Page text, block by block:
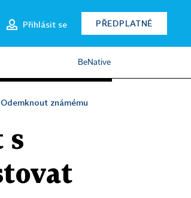
Přihlásit se PŘEDPLATNÉ
BeNative
Odemknout známému
s